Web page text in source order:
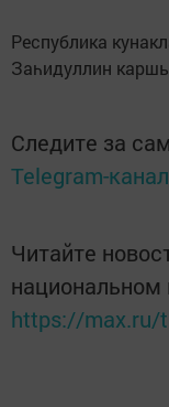
Республика
Заһидуллин
Следите за
Telegram-
Читайте
https://max.ru/